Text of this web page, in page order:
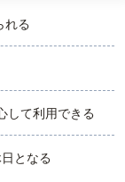
れる
して利用できる
となる